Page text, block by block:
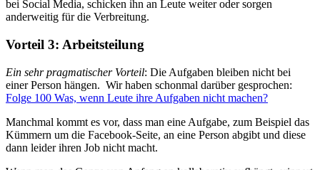
bei Social Media, schicken ihn an Leute weiter oder sorgen
anderweitig für die Verbreitung.
Vorteil 3: Arbeitsteilung
Ein sehr pragmatischer Vorteil: Die Aufgaben bleiben nicht bei
einer Person hängen. Wir haben schonmal darüber gesprochen:
Folge 100 Was, wenn Leute ihre Aufgaben nicht machen?
Manchmal kommt es vor, dass man eine Aufgabe, zum Beispiel das
Kümmern um die Facebook-Seite, an eine Person abgibt und diese
dann leider ihren Job nicht macht.